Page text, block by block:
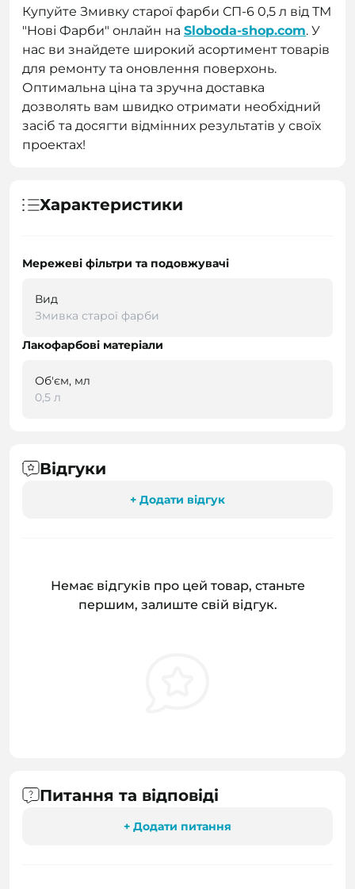
Купуйте Змивку старої фарби СП-6 0,5 л від ТМ
"Нові Фарби" онлайн на Sloboda-shop.com. У
нас ви знайдете широкий асортимент товарів
для ремонту та оновлення поверхонь.
Оптимальна ціна та зручна доставка
дозволять вам швидко отримати необхідний
засіб та досягти відмінних результатів у своїх
проектах!
Характеристики
Мережеві фільтри та подовжувачі
Вид
Змивка старої фарби
Лакофарбові матеріали
Об'єм, мл
0,5 л
Відгуки
+ Додати відгук
Немає відгуків про цей товар, станьте
першим, залиште свій відгук.
Питання та відповіді
+ Додати питання